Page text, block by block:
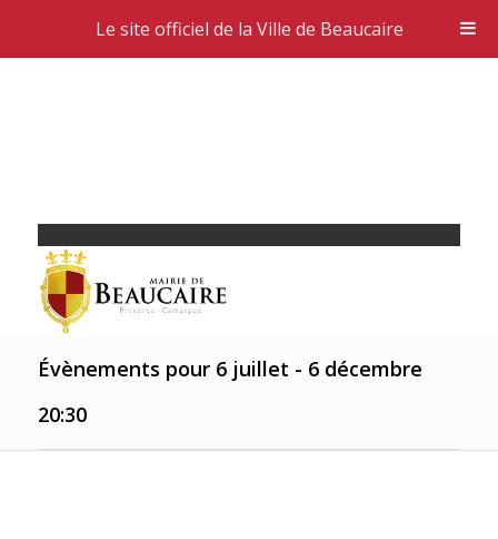
Évènements pour 6 juillet - 6 décembre
20:30
Le site officiel de la Ville de Beaucaire